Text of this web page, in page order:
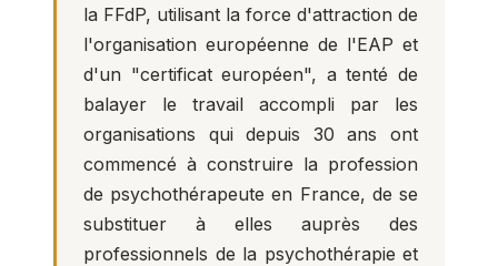
la FFdP, utilisant la force d'attraction de
l'organisation européenne de l'EAP et
d'un "certificat européen", a tenté de
balayer le travail accompli par les
organisations qui depuis 30 ans ont
commencé à construire la profession
de psychothérapeute en France, de se
substituer à elles auprès des
professionnels de la psychothérapie et